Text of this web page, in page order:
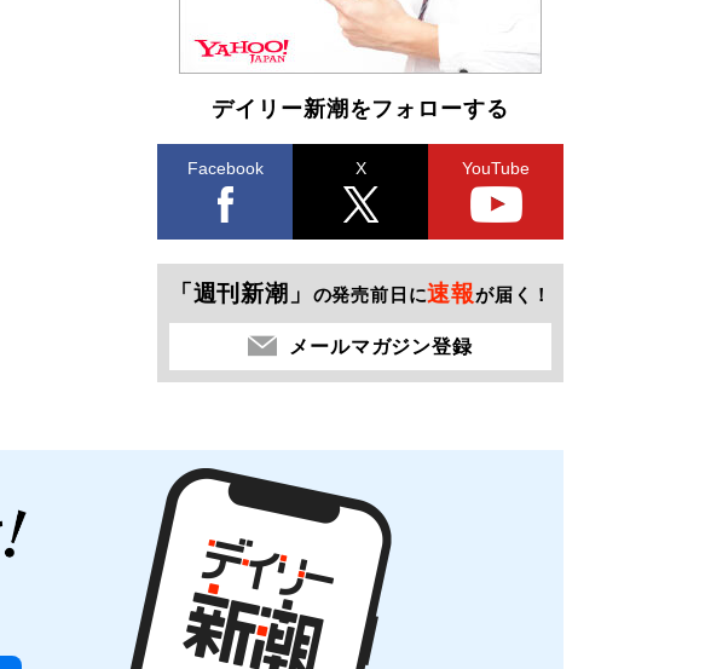
デイリー新潮をフォローする
Facebook X YouTube
「週刊新潮」 の発売前日に速報が届く！
メールマガジン登録